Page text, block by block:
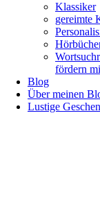
Klassiker
gereimte
fördern
Blog
Über meinen
Lustige